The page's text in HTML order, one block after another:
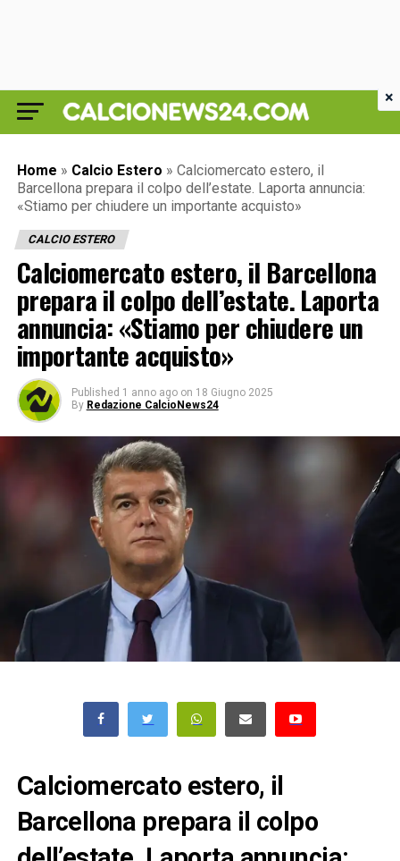
Home » Calcio Estero » Calciomercato estero, il
Barcellona prepara il colpo dell’estate. Laporta annuncia:
«Stiamo per chiudere un importante acquisto»
CALCIO ESTERO
Calciomercato estero, il Barcellona
prepara il colpo dell’estate. Laporta
annuncia: «Stiamo per chiudere un
importante acquisto»
Published 1 anno ago on 18 Giugno 2025
By Redazione CalcioNews24
Calciomercato estero, il
Barcellona prepara il colpo
×